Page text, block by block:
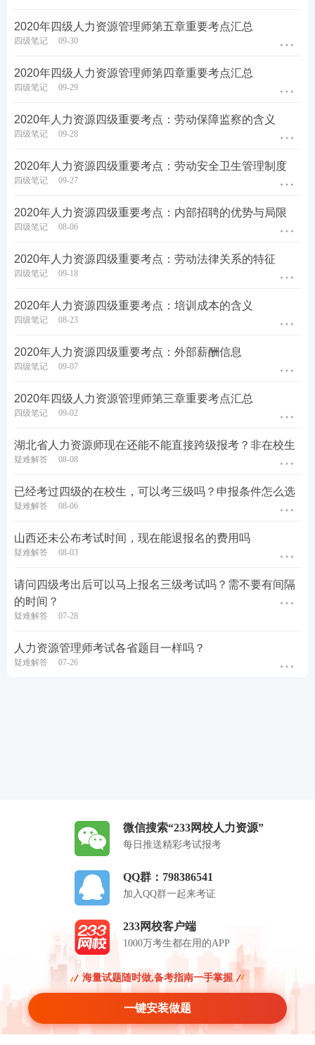
2020年四级人力资源管理师第五章重要考点汇总
四级笔记 09-30
2020年四级人力资源管理师第四章重要考点汇总
四级笔记 09-29
2020年人力资源四级重要考点：劳动保障监察的含义
四级笔记 09-28
2020年人力资源四级重要考点：劳动安全卫生管理制度
四级笔记 09-27
2020年人力资源四级重要考点：内部招聘的优势与局限
四级笔记 08-06
2020年人力资源四级重要考点：劳动法律关系的特征
四级笔记 09-18
2020年人力资源四级重要考点：培训成本的含义
四级笔记 08-23
2020年人力资源四级重要考点：外部薪酬信息
四级笔记 09-07
2020年四级人力资源管理师第三章重要考点汇总
四级笔记 09-02
湖北省人力资源师现在还能不能直接跨级报考？非在校生
疑难解答 08-08
已经考过四级的在校生，可以考三级吗？申报条件怎么选
疑难解答 08-06
山西还未公布考试时间，现在能退报名的费用吗
疑难解答 08-03
请问四级考出后可以马上报名三级考试吗？需不要有间隔
的时间？
疑难解答 07-28
人力资源管理师考试各省题目一样吗？
疑难解答 07-26
微信搜索“233网校人力资源”
每日推送精彩考试报考
QQ群：798386541
加入QQ群一起来考证
233网校客户端
1000万考生都在用的APP
海量试题随时做,备考指南一手掌握
一键安装做题